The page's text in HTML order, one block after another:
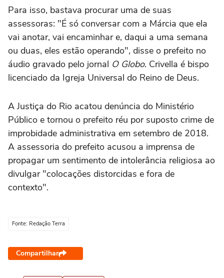
Para isso, bastava procurar uma de suas
assessoras: "É só conversar com a Márcia que ela
vai anotar, vai encaminhar e, daqui a uma semana
ou duas, eles estão operando", disse o prefeito no
áudio gravado pelo jornal O Globo. Crivella é bispo
licenciado da Igreja Universal do Reino de Deus.
A Justiça do Rio acatou denúncia do Ministério
Público e tornou o prefeito réu por suposto crime de
improbidade administrativa em setembro de 2018.
A assessoria do prefeito acusou a imprensa de
propagar um sentimento de intolerância religiosa ao
divulgar "colocações distorcidas e fora de
contexto".
Fonte: Redação Terra
Compartilhar